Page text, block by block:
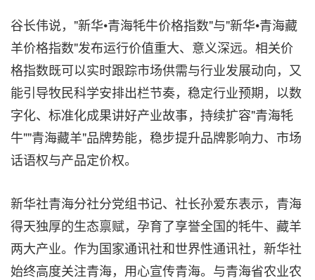
谷长伟说，"新华•青海牦牛价格指数"与"新华•青海藏
羊价格指数"发布运行价值重大、意义深远。相关价
格指数既可以实时跟踪市场供需与行业发展动向，又
能引导牧民科学安排出栏节奏，稳定行业预期，以数
字化、标准化成果讲好产业故事，持续扩容"青海牦
牛""青海藏羊"品牌势能，稳步提升品牌影响力、市场
话语权与产品定价权。
新华社青海分社分党组书记、社长孙爱东表示，青海
得天独厚的生态禀赋，孕育了享誉全国的牦牛、藏羊
两大产业。作为国家通讯社和世界性通讯社，新华社
始终高度关注青海，用心宣传青海。与青海省农业农